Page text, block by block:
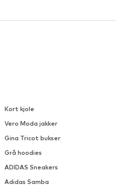
Kort kjole
Vero Moda jakker
Gina Tricot bukser
Grå hoodies
ADIDAS Sneakers
Adidas Samba